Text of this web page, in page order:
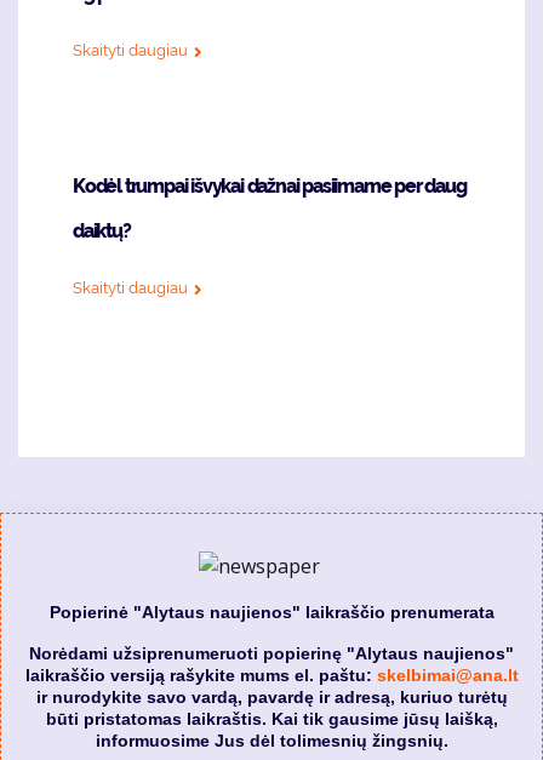
Skaityti daugiau
Kodėl trumpai išvykai dažnai pasiimame per daug
daiktų?
Skaityti daugiau
Popierinė "Alytaus naujienos" laikraščio prenumerata
Norėdami užsiprenumeruoti popierinę "Alytaus naujienos"
laikraščio versiją rašykite mums el. paštu: skelbimai@ana.lt
ir nurodykite savo vardą, pavardę ir adresą, kuriuo turėtų
būti pristatomas laikraštis. Kai tik gausime jūsų laišką,
informuosime Jus dėl tolimesnių žingsnių.